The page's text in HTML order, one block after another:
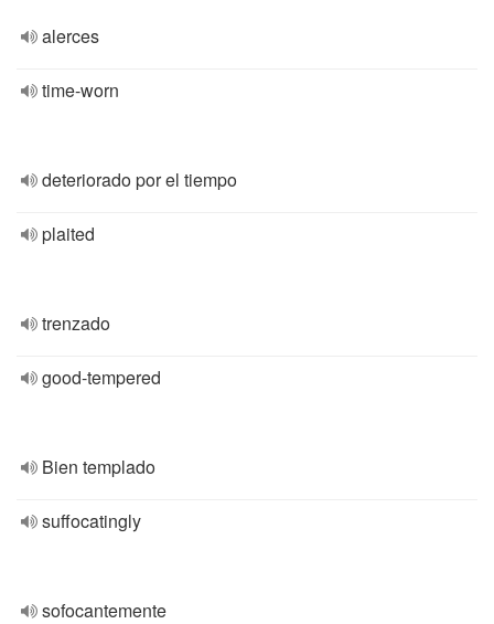
alerces
time-worn
deteriorado por el tiempo
plaited
trenzado
good-tempered
Bien templado
suffocatingly
sofocantemente